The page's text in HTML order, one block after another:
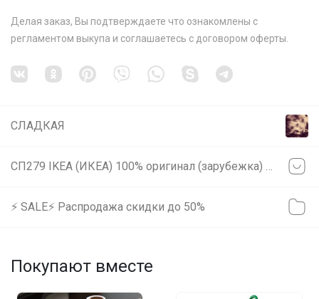
Делая заказ, Вы подтверждаете что ознакомлены с
регламентом выкупа и соглашаетесь с договором оферты
СЛАДКАЯ
⚡️ SALE⚡️ Распродажа скидки до 50%
Покупают вместе